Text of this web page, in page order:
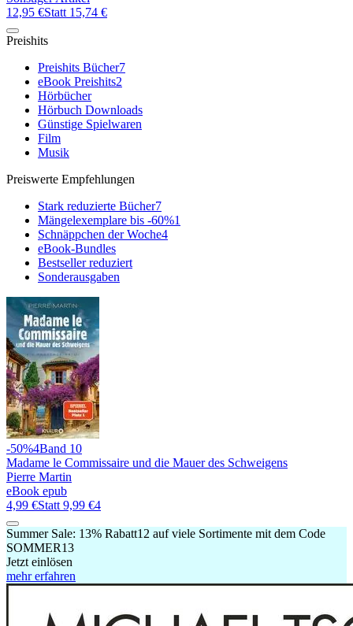
12,95 €Statt 15,74 €
Preishits
Preishits Bücher7
eBook Preishits2
Hörbücher
Hörbuch Downloads
Günstige Spielwaren
Film
Musik
Preiswerte Empfehlungen
Stark reduzierte Bücher7
Mängelexemplare bis -60%1
Schnäppchen der Woche4
eBook-Bundles
Bestseller reduziert
Sonderausgaben
-50%4Band 10
Madame le Commissaire und die Mauer des Schweigens
Pierre Martin
eBook epub
4,99 €Statt 9,99 €4
Summer Sale: 13% Rabatt12 auf viele Sortimente mit dem Code
SOMMER13
Jetzt einlösen
mehr erfahren